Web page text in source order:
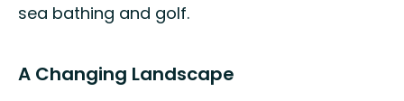
sea bathing and golf.
A Changing Landscape